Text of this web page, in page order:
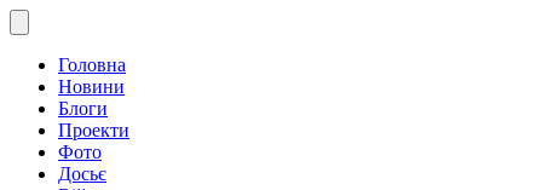
Головна
Новини
Блоги
Проекти
Фото
Досьє